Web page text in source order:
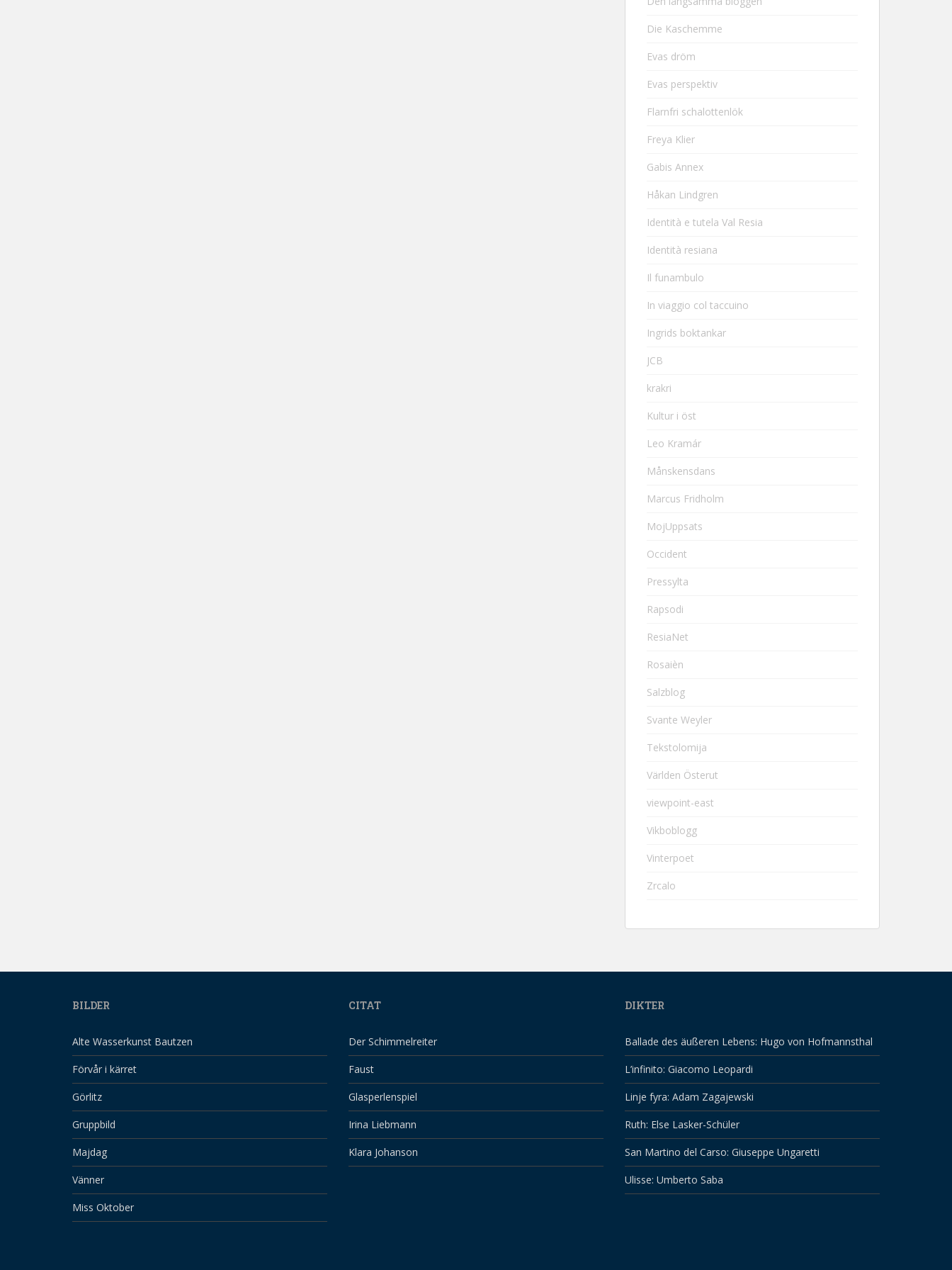
Die Kaschemme
Evas dröm
Evas perspektiv
Flarnfri schalottenlök
Freya Klier
Gabis Annex
Håkan Lindgren
Identità e tutela Val Resia
Identità resiana
Il funambulo
In viaggio col taccuino
Ingrids boktankar
JCB
krakri
Kultur i öst
Leo Kramár
Månskensdans
Marcus Fridholm
MojUppsats
Occident
Pressylta
Rapsodi
ResiaNet
Rosaièn
Salzblog
Svante Weyler
Tekstolomija
Världen Österut
viewpoint-east
Vikboblogg
Vinterpoet
Zrcalo
BILDER
Alte Wasserkunst Bautzen
Förvår i kärret
Görlitz
Gruppbild
Majdag
Vänner
Miss Oktober
CITAT
Der Schimmelreiter
Faust
Glasperlenspiel
Irina Liebmann
Klara Johanson
DIKTER
Ballade des äußeren Lebens: Hugo von Hofmannsthal
L’infinito: Giacomo Leopardi
Linje fyra: Adam Zagajewski
Ruth: Else Lasker-Schüler
San Martino del Carso: Giuseppe Ungaretti
Ulisse: Umberto Saba